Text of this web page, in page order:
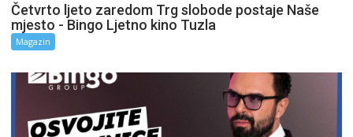
Četvrto ljeto zaredom Trg slobode postaje Naše
mjesto - Bingo Ljetno kino Tuzla
Magazin